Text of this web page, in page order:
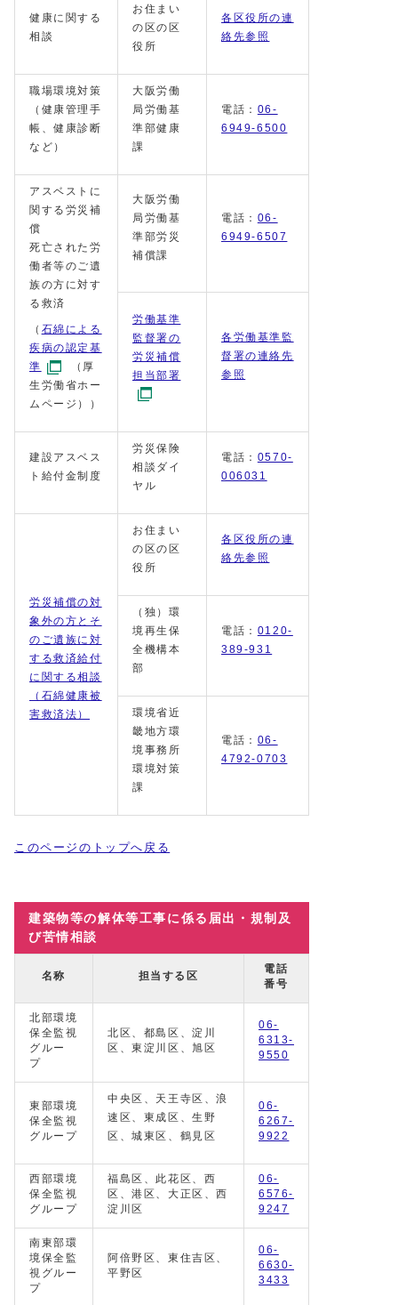
健康に関する
相談
お住まい
の区の区
役所
各区役所の連
絡先参照
職場環境対策
（健康管理手
帳、健康診断
など）
大阪労働
局労働基
準部健康
課
電話： 06-
6949-6500
アスベストに
関する労災補
償
死亡された労
働者等のご遺
族の方に対す
る救済
（ 石綿による
疾病の認定基
準
（厚
生労働省ホー
ムページ））
大阪労働
局労働基
準部労災
補償課
電話： 06-
6949-6507
労働基準
監督署の
労災補償
担当部署
各労働基準監
督署の連絡先
参照
建設アスベス
ト給付金制度
労災保険
相談ダイ
ヤル
電話： 0570-
006031
労災補償の対
象外の方とそ
のご遺族に対
する救済給付
に関する相談
（石綿健康被
害救済法）
お住まい
の区の区
役所
各区役所の連
絡先参照
（独）環
境再生保
全機構本
部
電話： 0120-
389-931
環境省近
畿地方環
境事務所
環境対策
課
電話： 06-
4792-0703
このページのトップへ戻る
建築物等の解体等工事に係る届出・規制及
び苦情相談
名称 担当する区
電話
番号
北部環境
保全監視
グルー
プ
北区、都島区、淀川
区、東淀川区、旭区
06-
6313-
9550
東部環境
保全監視
グループ
中央区、天王寺区、浪
速区、東成区、生野
区、城東区、鶴見区
06-
6267-
9922
西部環境
保全監視
グループ
福島区、此花区、西
区、港区、大正区、西
淀川区
06-
6576-
9247
南東部環
境保全監
視グルー
プ
阿倍野区、東住吉区、
平野区
06-
6630-
3433